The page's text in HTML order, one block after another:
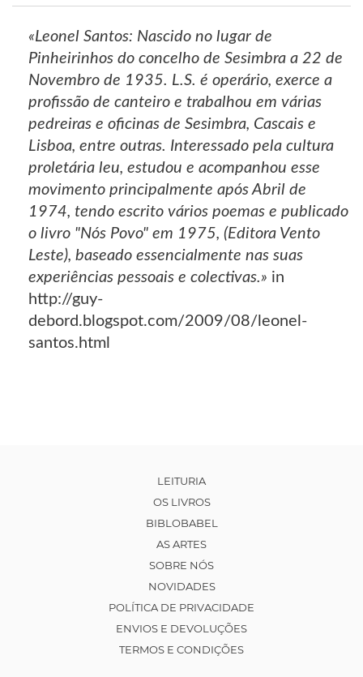
«Leonel Santos: Nascido no lugar de
Pinheirinhos do concelho de Sesimbra a 22 de
Novembro de 1935. L.S. é operário, exerce a
profissão de canteiro e trabalhou em várias
pedreiras e oficinas de Sesimbra, Cascais e
Lisboa, entre outras. Interessado pela cultura
proletária leu, estudou e acompanhou esse
movimento principalmente após Abril de
1974, tendo escrito vários poemas e publicado
o livro "Nós Povo" em 1975, (Editora Vento
Leste), baseado essencialmente nas suas
experiências pessoais e colectivas.» in
http://guy-
debord.blogspot.com/2009/08/leonel-
santos.html
LEITURIA
OS LIVROS
BIBLOBABEL
AS ARTES
SOBRE NÓS
NOVIDADES
POLÍTICA DE PRIVACIDADE
ENVIOS E DEVOLUÇÕES
TERMOS E CONDIÇÕES